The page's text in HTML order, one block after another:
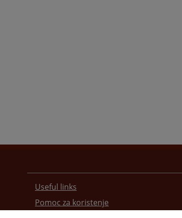
Useful links
Pomoc za koristenje